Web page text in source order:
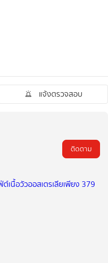
แจ้งตรวจสอบ
ติดตาม